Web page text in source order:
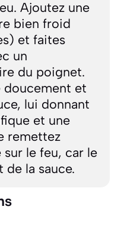
plus
vous
beurre . C’est
de la
fois que vous
la sauce,
bien froid